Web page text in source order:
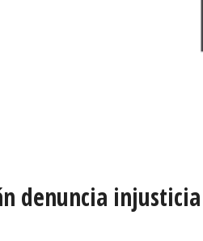
denuncia